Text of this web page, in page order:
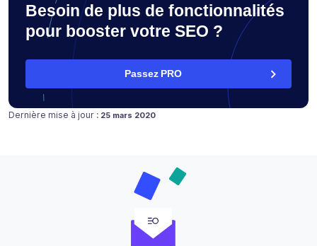
Besoin de plus de fonctionnalités
pour booster votre SEO ?
Passez PRO
Dernière mise à jour : Publié le
25 mars 2020